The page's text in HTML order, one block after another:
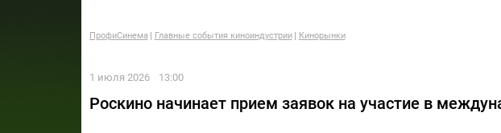
ПрофиСинема Главные события киноиндустрии Кинорынки
1 июля 2026 13:00
Роскино начинает прием заявок на участие в